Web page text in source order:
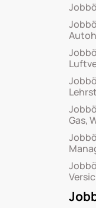
Gas,